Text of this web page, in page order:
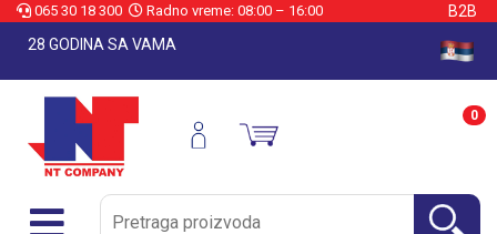
065 30 18 300 Radno vreme: 08:00 – 16:00
B2B
28 GODINA SA VAMA
0